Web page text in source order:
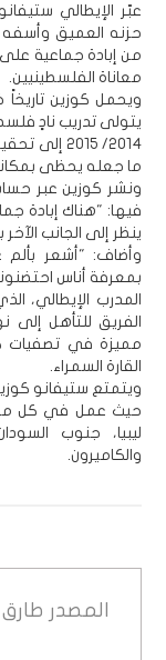
عبّر الإيطالي
حزنه العميق
من إبادة جماعية
معاناة الفلسطينيين.
ويحمل كوزين
يتولى تدريب نادٍ
2014/
ما جعله يحظى
ونشر كوزين عبر
فيها: "هناك إبادة
ينظر إلى الجانب الآخر
وأضاف: "أشعر
بمعرفة أناس
المدرب الإيطالي،
الفريق للتأهل إلى
مميزة في تصفيات
القارة السمراء.
ويتمتع ستيفانو
حيث عمل في كل من:
ليبيا، جنوب
والكاميرون.
المصدر